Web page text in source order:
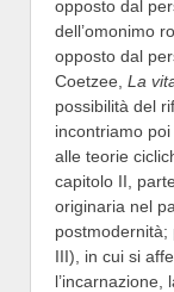
opposto dal
dell’omonimo
opposto dal
Coetzee, La
possibilità del
incontriamo poi
alle teorie
capitolo II,
originaria nel
postmodernità;
III), in cui si
l’incarnazione,